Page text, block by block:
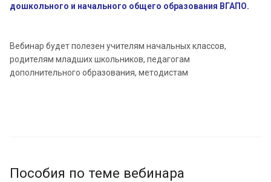
дошкольного и начального общего образования ВГАПО.
Вебинар будет полезен учителям начальных классов,
родителям младших школьников, педагогам
дополнительного образования, методистам
Пособия по теме вебинара